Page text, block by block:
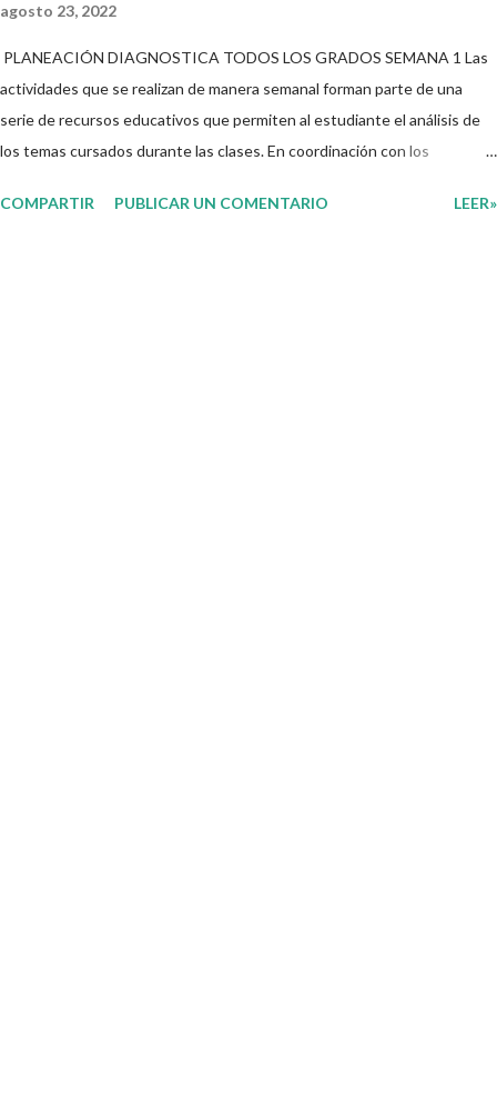
agosto 23, 2022
PLANEACIÓN DIAGNOSTICA TODOS LOS GRADOS SEMANA 1 Las
actividades que se realizan de manera semanal forman parte de una
serie de recursos educativos que permiten al estudiante el análisis de
los temas cursados durante las clases. En coordinación con los
su interés con el material que les compartimos para que así, mediante
COMPARTIR PUBLICAR UN COMENTARIO LEER»